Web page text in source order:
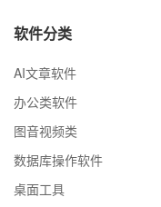
软件分类
AI文章软件
办公类软件
图音视频类
数据库操作软件
桌面工具